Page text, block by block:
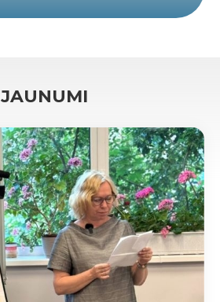
JAUNUMI